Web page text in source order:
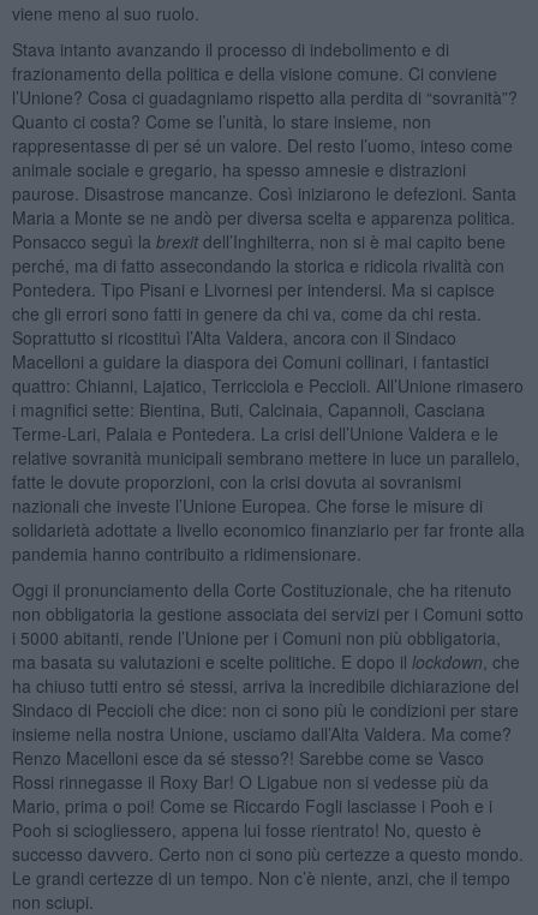
viene meno al suo ruolo.
Stava intanto avanzando il processo di indebolimento e di
frazionamento della politica e della visione comune. Ci conviene
l’Unione? Cosa ci guadagniamo rispetto alla perdita di “sovranità”?
Quanto ci costa? Come se l’unità, lo stare insieme, non
rappresentasse di per sé un valore. Del resto l’uomo, inteso come
animale sociale e gregario, ha spesso amnesie e distrazioni
paurose. Disastrose mancanze. Così iniziarono le defezioni. Santa
Maria a Monte se ne andò per diversa scelta e apparenza politica.
Ponsacco seguì la brexitdell’Inghilterra, non si è mai capito bene
perché, ma di fatto assecondando la storica e ridicola rivalità con
Pontedera. Tipo Pisani e Livornesi per intendersi. Ma si capisce
che gli errori sono fatti in genere da chi va, come da chi resta.
Soprattutto si ricostituì l’Alta Valdera, ancora con il Sindaco
Macelloni a guidare la diaspora dei Comuni collinari, i fantastici
quattro: Chianni, Lajatico, Terricciola e Peccioli. All’Unione rimasero
i magnifici sette: Bientina, Buti, Calcinaia, Capannoli, Casciana
Terme-Lari, Palaia e Pontedera. La crisi dell’Unione Valdera e le
relative sovranità municipali sembrano mettere in luce un parallelo,
fatte le dovute proporzioni, con la crisi dovuta ai sovranismi
nazionali che investe l’Unione Europea. Che forse le misure di
solidarietà adottate a livello economico finanziario per far fronte alla
pandemia hanno contribuito a ridimensionare.
Oggi il pronunciamento della Corte Costituzionale, che ha ritenuto
non obbligatoria la gestione associata dei servizi per i Comuni sotto
i 5000 abitanti, rende l’Unione per i Comuni non più obbligatoria,
ma basata su valutazioni e scelte politiche. E dopo il lockdown , che
ha chiuso tutti entro sé stessi, arriva la incredibile dichiarazione del
Sindaco di Peccioli che dice: non ci sono più le condizioni per stare
insieme nella nostra Unione, usciamo dall’Alta Valdera. Ma come?
Renzo Macelloni esce da sé stesso?! Sarebbe come se Vasco
Rossi rinnegasse il Roxy Bar! O Ligabue non si vedesse più da
Mario, prima o poi! Come se Riccardo Fogli lasciasse i Pooh e i
Pooh si sciogliessero, appena lui fosse rientrato! No, questo è
successo davvero. Certo non ci sono più certezze a questo mondo.
Le grandi certezze di un tempo. Non c’è niente, anzi, che il tempo
non sciupi.